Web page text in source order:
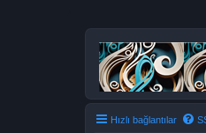
Hızlı bağlantılar